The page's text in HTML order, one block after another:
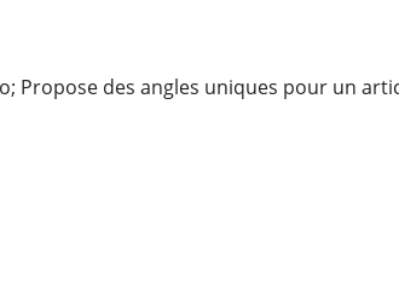
Propose des angles uniques pour un